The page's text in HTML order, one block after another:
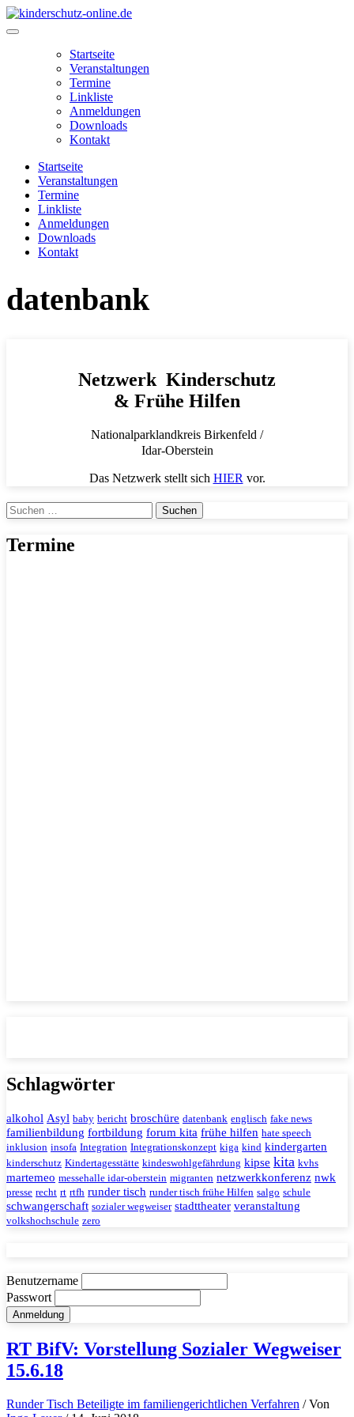
Zum
Inhalt
Main
Startseite
Veranstaltungen
Termine
Linkliste
Anmeldungen
Downloads
Kontakt
Startseite
Veranstaltungen
Termine
Linkliste
Anmeldungen
Downloads
Kontakt
datenbank
Netzwerk Kinderschutz
& Frühe Hilfen
Nationalparklandkreis Birkenfeld /
Idar-Oberstein
Das Netzwerk stellt sich HIERvor.
Suchen
nach:
Termine
Schlagwörter
alkohol Asyl baby bericht broschüre datenbank englisch fake news
familienbildung fortbildung forum kita frühe hilfen hate speech
inklusion insofa Integration Integrationskonzept kiga kind kindergarten
kinderschutz Kindertagesstätte kindeswohlgefährdung kipse kita kvhs
martemeo messehalle idar-oberstein migranten netzwerkkonferenz nwk
presse recht rt rtfh runder tisch runder tisch frühe Hilfen salgo schule
schwangerschaft sozialer wegweiser stadttheater veranstaltung
volkshochschule zero
Benutzername
Passwort
RT BifV: Vorstellung Sozialer Wegweiser
15.6.18
Runder Tisch Beteiligte im familiengerichtlichen Verfahren / Von